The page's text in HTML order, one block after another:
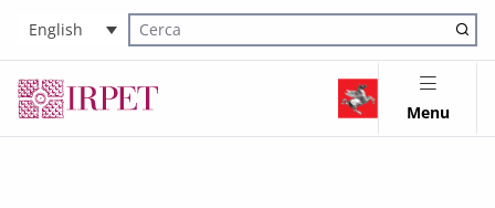
English
Cerca nel sito
Menu